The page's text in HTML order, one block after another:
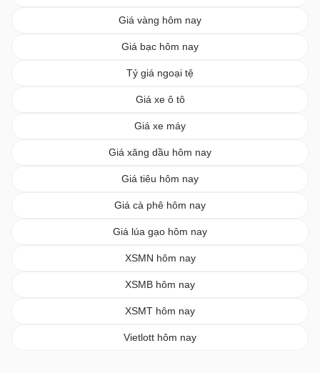
Giá vàng hôm nay
Giá bạc hôm nay
Tỷ giá ngoại tệ
Giá xe ô tô
Giá xe máy
Giá xăng dầu hôm nay
Giá tiêu hôm nay
Giá cà phê hôm nay
Giá lúa gạo hôm nay
XSMN hôm nay
XSMB hôm nay
XSMT hôm nay
Vietlott hôm nay